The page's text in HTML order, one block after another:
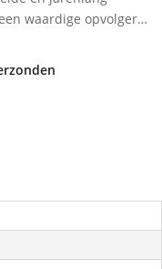
waardige opvolger…